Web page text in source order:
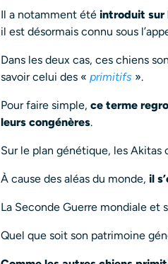
Il a notamment été introduit sur
il est désormais connu sous
Dans les deux cas, ces chiens
savoir celui des « primitifs ».
Pour faire simple, ce terme
leurs congénères.
Sur le plan génétique, les Akitas
À cause des aléas du monde, il
La Seconde Guerre mondiale
Quel que soit son patrimoine